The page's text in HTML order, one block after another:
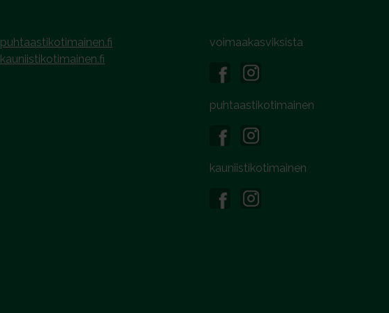
puhtaastikotimainen.fi
kauniistikotimainen.fi
voimaakasviksista
puhtaastikotimainen
kauniistikotimainen